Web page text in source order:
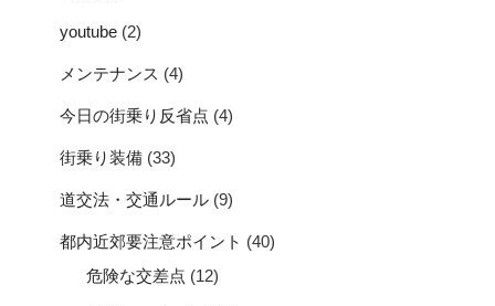
youtube (2)
メンテナンス (4)
今日の街乗り反省点 (4)
街乗り装備 (33)
道交法・交通ルール (9)
都内近郊要注意ポイント (40)
危険な交差点 (12)